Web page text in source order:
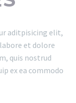
aditpisicing elit,
et dolore
quis nostrud
ex ea commodo